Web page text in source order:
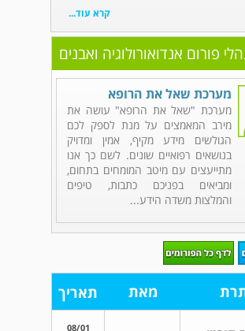
קרא עוד...
פורום אנדואורולוגיה ואבנים
מערכת שאל את הרופא
מערכת "שאל את הרופא" עושה את
מירב המאמצים על מנת לספק לכם
הגולשים מידע מקיף, אמין ומדויק
בנושאים רפואיים שונים. לשם כך אנו
מתייעצים עם מיטב המומחים בתחום,
ומביאים בפניכם כתבות, טיפים
והמלצות משדה הידע...
מאת תאריך
08/01